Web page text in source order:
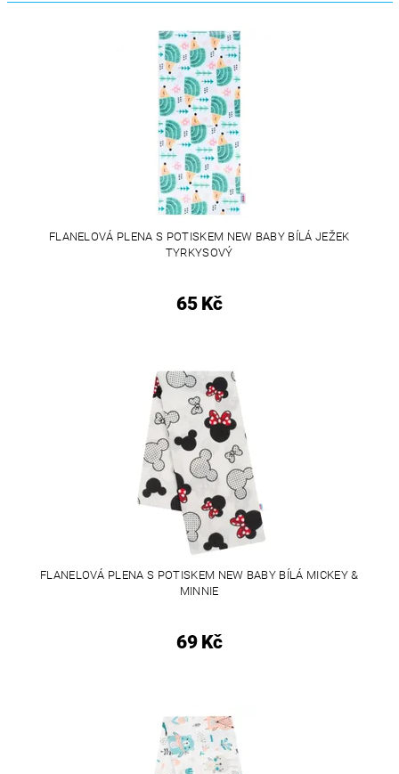
FLANELOVÁ PLENA S POTISKEM NEW BABY BÍLÁ JEŽEK
TYRKYSOVÝ
65 Kč
FLANELOVÁ PLENA S POTISKEM NEW BABY BÍLÁ MICKEY &
MINNIE
69 Kč